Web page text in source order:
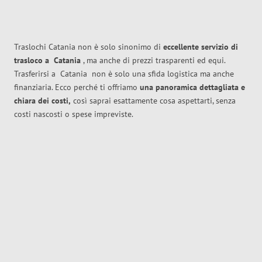
Traslochi Catania non è solo sinonimo di eccellente servizio di
trasloco a Catania , ma anche di prezzi trasparenti ed equi.
Trasferirsi a Catania non è solo una sfida logistica ma anche
finanziaria. Ecco perché ti offriamo una panoramica dettagliata e
chiara dei costi, così saprai esattamente cosa aspettarti, senza
costi nascosti o spese impreviste.